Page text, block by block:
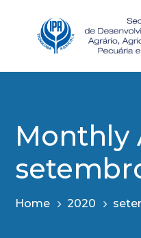
Monthly
Home 2020